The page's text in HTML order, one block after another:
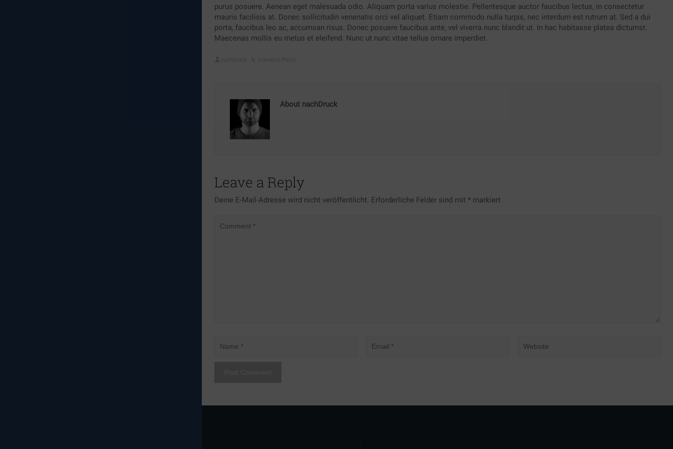
purus posuere. Aenean eget malesuada odio. Aliquam porta varius molestie. Pellentesque auctor faucibus lectus, in consectetur
mauris facilisis at. Donec sollicitudin venenatis orci vel aliquet. Etiam commodo nulla turpis, nec interdum est rutrum at. Sed a dui
porta, faucibus leo ac, accumsan risus. Donec posuere faucibus ante, vel viverra nunc blandit ut. In hac habitasse platea dictumst.
Maecenas mollis eu metus et eleifend. Nunc ut nunc vitae tellus ornare imperdiet.
About nachDruck
Leave a Reply
Deine E-Mail-Adresse wird nicht veröffentlicht. Erforderliche Felder sind mit* markiert